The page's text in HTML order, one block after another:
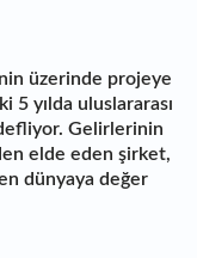
üzerinde projeye
5 yılda uluslararası
Gelirlerinin
elde eden şirket,
dünyaya değer